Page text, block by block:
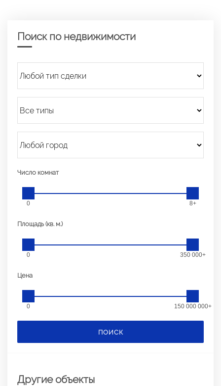
Поиск по недвижимости
Число комнат
0 8+
Площадь (кв. м.)
0 350 000+
Цена
0 150 000 000+
ПОИСК
Другие объекты